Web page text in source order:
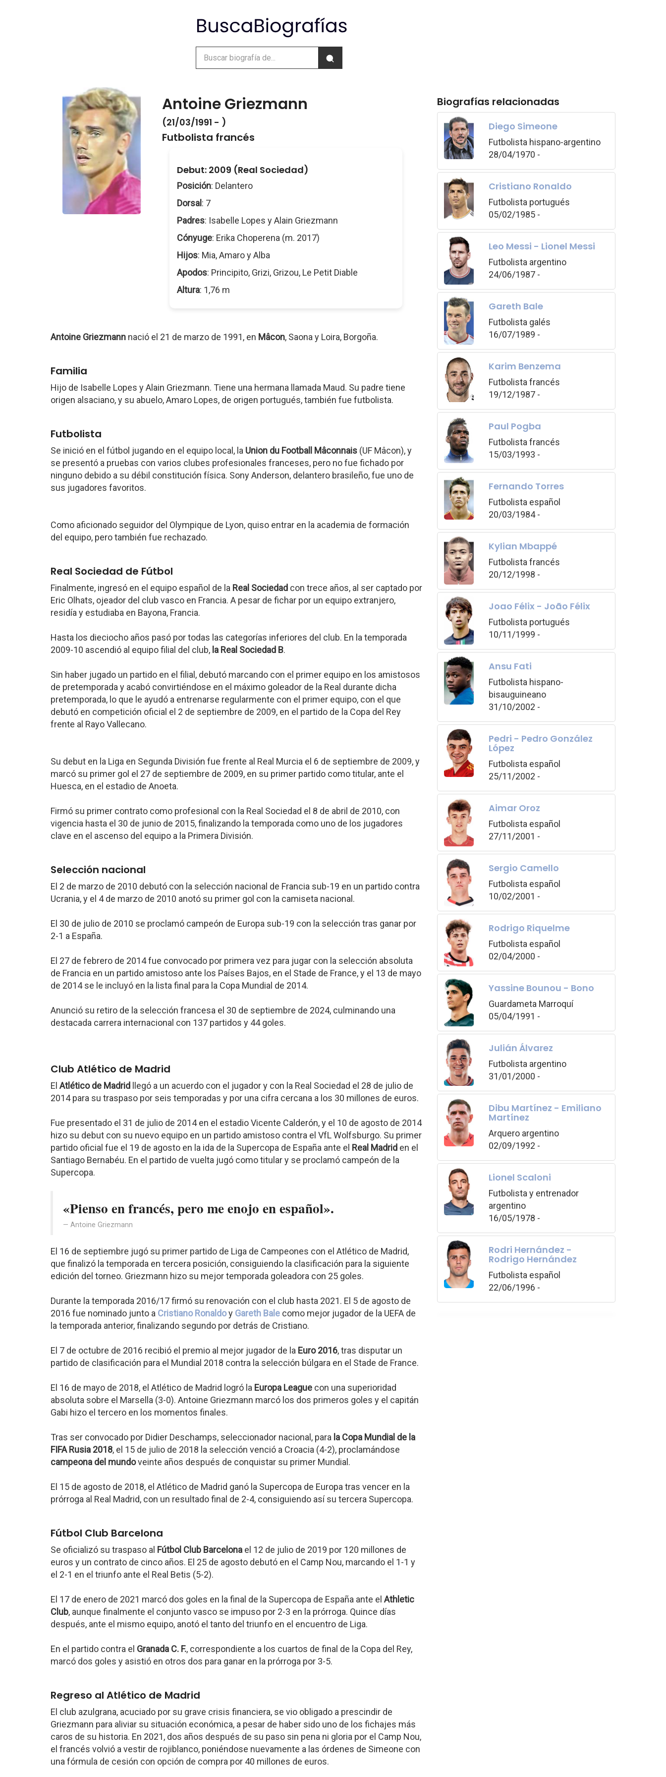
Antoine Griezmann
(21/03/1991 - )
Futbolista francés
Debut: 2009 (Real Sociedad)
Posición: Delantero
Dorsal : 7
Padres: Isabelle Lopes y Alain Griezmann
Cónyuge: Erika Choperena (m. 2017)
Hijos: Mia, Amaro y Alba
Apodos: Principito, Grizi, Grizou, Le Petit Diable
Altura: 1,76 m
Antoine Griezmann nació el 21 de marzo de 1991, en Mâcon, Saona y Loira, Borgoña.
Familia
Hijo de Isabelle Lopes y Alain Griezmann. Tiene una hermana llamada Maud. Su padre tiene
origen alsaciano, y su abuelo, Amaro Lopes, de origen portugués, también fue futbolista.
Futbolista
Se inició en el fútbol jugando en el equipo local, la Union du Football Mâconnais (UF Mâcon), y
se presentó a pruebas con varios clubes profesionales franceses, pero no fue fichado por
ninguno debido a su débil constitución física. Sony Anderson, delantero brasileño, fue uno de
sus jugadores favoritos.
Como aficionado seguidor del Olympique de Lyon, quiso entrar en la academia de formación
del equipo, pero también fue rechazado.
Real Sociedad de Fútbol
Finalmente, ingresó en el equipo español de la Real Sociedad con trece años, al ser captado por
Eric Olhats, ojeador del club vasco en Francia. A pesar de fichar por un equipo extranjero,
residía y estudiaba en Bayona, Francia.
Hasta los dieciocho años pasó por todas las categorías inferiores del club. En la temporada
2009-10 ascendió al equipo filial del club, la Real Sociedad B.
Sin haber jugado un partido en el filial, debutó marcando con el primer equipo en los amistosos
de pretemporada y acabó convirtiéndose en el máximo goleador de la Real durante dicha
pretemporada, lo que le ayudó a entrenarse regularmente con el primer equipo, con el que
debutó en competición oficial el 2 de septiembre de 2009, en el partido de la Copa del Rey
frente al Rayo Vallecano.
Su debut en la Liga en Segunda División fue frente al Real Murcia el 6 de septiembre de 2009, y
marcó su primer gol el 27 de septiembre de 2009, en su primer partido como titular, ante el
Huesca, en el estadio de Anoeta.
Firmó su primer contrato como profesional con la Real Sociedad el 8 de abril de 2010, con
vigencia hasta el 30 de junio de 2015, finalizando la temporada como uno de los jugadores
clave en el ascenso del equipo a la Primera División.
Selección nacional
El 2 de marzo de 2010 debutó con la selección nacional de Francia sub-19 en un partido contra
Ucrania, y el 4 de marzo de 2010 anotó su primer gol con la camiseta nacional.
El 30 de julio de 2010 se proclamó campeón de Europa sub-19 con la selección tras ganar por
2-1 a España.
El 27 de febrero de 2014 fue convocado por primera vez para jugar con la selección absoluta
de Francia en un partido amistoso ante los Países Bajos, en el Stade de France, y el 13 de mayo
de 2014 se le incluyó en la lista final para la Copa Mundial de 2014.
Anunció su retiro de la selección francesa el 30 de septiembre de 2024, culminando una
destacada carrera internacional con 137 partidos y 44 goles.
Club Atlético de Madrid
El Atlético de Madrid llegó a un acuerdo con el jugador y con la Real Sociedad el 28 de julio de
2014 para su traspaso por seis temporadas y por una cifra cercana a los 30 millones de euros.
Fue presentado el 31 de julio de 2014 en el estadio Vicente Calderón, y el 10 de agosto de 2014
hizo su debut con su nuevo equipo en un partido amistoso contra el VfL Wolfsburgo. Su primer
partido oficial fue el 19 de agosto en la ida de la Supercopa de España ante el Real Madrid en el
Santiago Bernabéu. En el partido de vuelta jugó como titular y se proclamó campeón de la
Supercopa.
«Pienso en francés, pero me enojo en español».
Antoine Griezmann
El 16 de septiembre jugó su primer partido de Liga de Campeones con el Atlético de Madrid,
que finalizó la temporada en tercera posición, consiguiendo la clasificación para la siguiente
edición del torneo. Griezmann hizo su mejor temporada goleadora con 25 goles.
Durante la temporada 2016/17 firmó su renovación con el club hasta 2021. El 5 de agosto de
2016 fue nominado junto a Cristiano Ronaldoy Gareth Bale como mejor jugador de la UEFA de
la temporada anterior, finalizando segundo por detrás de Cristiano.
El 7 de octubre de 2016 recibió el premio al mejor jugador de la Euro 2016, tras disputar un
partido de clasificación para el Mundial 2018 contra la selección búlgara en el Stade de France.
El 16 de mayo de 2018, el Atlético de Madrid logró la Europa League con una superioridad
absoluta sobre el Marsella (3-0). Antoine Griezmann marcó los dos primeros goles y el capitán
Gabi hizo el tercero en los momentos finales.
Tras ser convocado por Didier Deschamps, seleccionador nacional, para la Copa Mundial de la
FIFA Rusia 2018, el 15 de julio de 2018 la selección venció a Croacia (4-2), proclamándose
campeona del mundoveinte años después de conquistar su primer Mundial.
El 15 de agosto de 2018, el Atlético de Madrid ganó la Supercopa de Europa tras vencer en la
prórroga al Real Madrid, con un resultado final de 2-4, consiguiendo así su tercera Supercopa.
Fútbol Club Barcelona
Se oficializó su traspaso al Fútbol Club Barcelona el 12 de julio de 2019 por 120 millones de
euros y un contrato de cinco años. El 25 de agosto debutó en el Camp Nou, marcando el 1-1 y
el 2-1 en el triunfo ante el Real Betis (5-2).
El 17 de enero de 2021 marcó dos goles en la final de la Supercopa de España ante el Athletic
Club, aunque finalmente el conjunto vasco se impuso por 2-3 en la prórroga. Quince días
después, ante el mismo equipo, anotó el tanto del triunfo en el encuentro de Liga.
En el partido contra el Granada C. F., correspondiente a los cuartos de final de la Copa del Rey,
marcó dos goles y asistió en otros dos para ganar en la prórroga por 3-5.
Regreso al Atlético de Madrid
El club azulgrana, acuciado por su grave crisis financiera, se vio obligado a prescindir de
Griezmann para aliviar su situación económica, a pesar de haber sido uno de los fichajes más
caros de su historia. En 2021, dos años después de su paso sin pena ni gloria por el Camp Nou,
el francés volvió a vestir de rojiblanco, poniéndose nuevamente a las órdenes de Simeone con
una fórmula de cesión con opción de compra por 40 millones de euros.
Biografías relacionadas
Diego Simeone
Futbolista hispano-argentino
28/04/1970 -
Cristiano Ronaldo
Futbolista portugués
05/02/1985 -
Leo Messi - Lionel Messi
Futbolista argentino
24/06/1987 -
Gareth Bale
Futbolista galés
16/07/1989 -
Karim Benzema
Futbolista francés
19/12/1987 -
Paul Pogba
Futbolista francés
15/03/1993 -
Fernando Torres
Futbolista español
20/03/1984 -
Kylian Mbappé
Futbolista francés
20/12/1998 -
Joao Félix - João Félix
Futbolista portugués
10/11/1999 -
Ansu Fati
Futbolista hispano-
bisauguineano
31/10/2002 -
Pedri - Pedro González
López
Futbolista español
25/11/2002 -
Aimar Oroz
Futbolista español
27/11/2001 -
Sergio Camello
Futbolista español
10/02/2001 -
Rodrigo Riquelme
Futbolista español
02/04/2000 -
Yassine Bounou - Bono
Guardameta Marroquí
05/04/1991 -
Julián Álvarez
Futbolista argentino
31/01/2000 -
Dibu Martínez - Emiliano
Martínez
Arquero argentino
02/09/1992 -
Lionel Scaloni
Futbolista y entrenador
argentino
16/05/1978 -
Rodri Hernández -
Rodrigo Hernández
Futbolista español
22/06/1996 -